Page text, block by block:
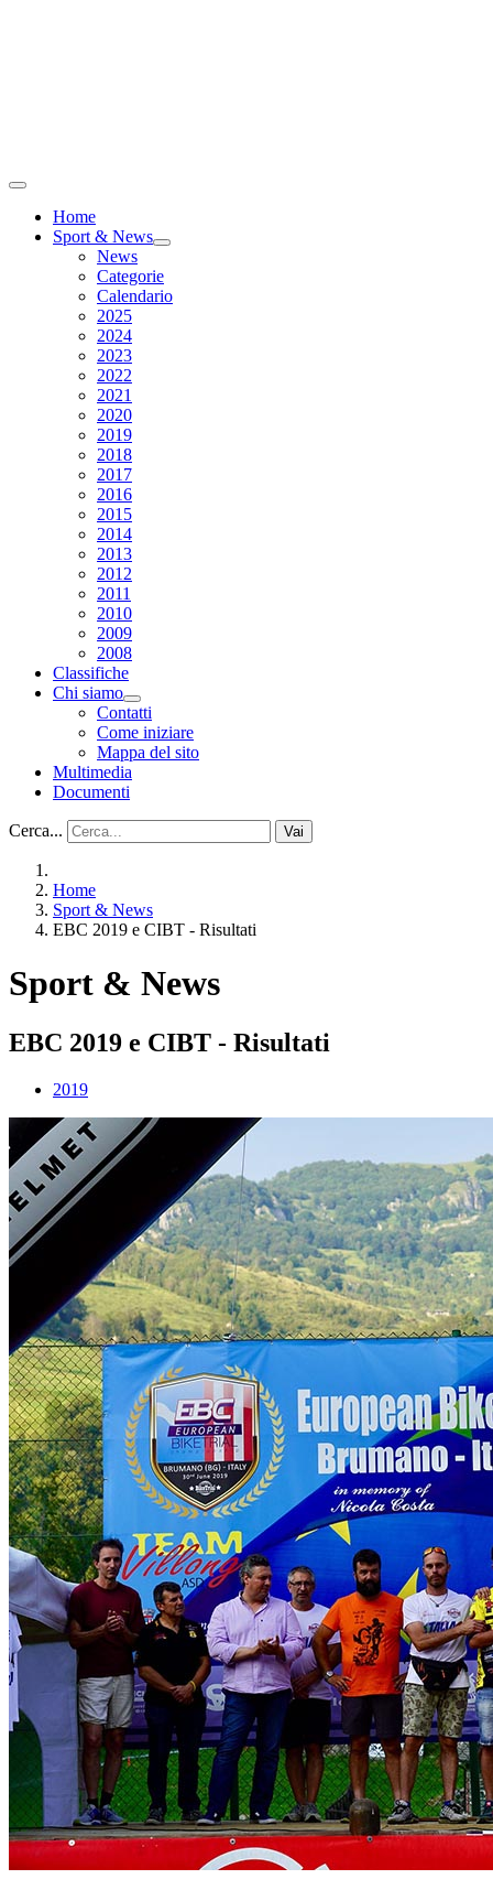
Home
Sport & News
News
Categorie
Calendario
2025
2024
2023
2022
2021
2020
2019
2018
2017
2016
2015
2014
2013
2012
2011
2010
2009
2008
Classifiche
Chi siamo
Contatti
Come iniziare
Mappa del sito
Multimedia
Documenti
Cerca... Vai
Home
Sport & News
EBC 2019 e CIBT - Risultati
Sport & News
EBC 2019 e CIBT - Risultati
2019